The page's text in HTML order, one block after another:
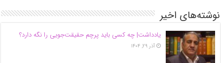
نوشته‌های اخیر
یادداشت| ‌چه کسی باید پرچم حقیقت‌جویی را نگه دارد؟
آذر ۲۹, ۱۴۰۴